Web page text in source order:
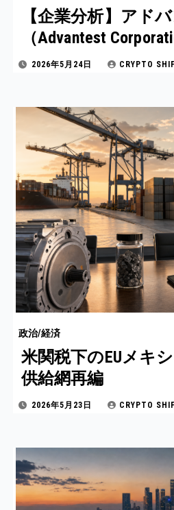
【企業分析】アド
（Advantest
2026年5月24日 CRYPTO
政治/経済
米関税下のEUメキ
供給網再編
2026年5月23日 CRYPTO